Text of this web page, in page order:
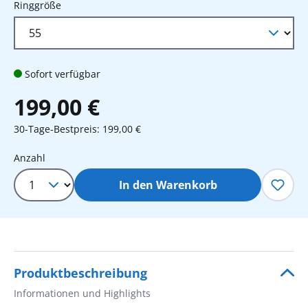
Ringgrößeauswählen
Sofort verfügbar
199,00 €
30-Tage-Bestpreis: 199,00 €
Produkt Anzahl: Gib den
Anzahl
In den Warenkorb
Produktbeschreibung
Informationen und Highlights